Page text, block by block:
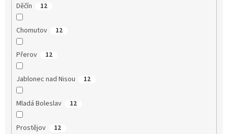
Děčín 12
Chomutov 12
Přerov 12
Jablonec nad Nisou 12
Mladá Boleslav 12
Prostějov 12